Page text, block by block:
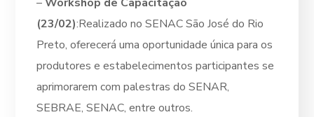
(23/02):Realizado no SENAC São José do Rio
Preto, oferecerá uma oportunidade única para os
produtores e estabelecimentos participantes se
aprimorarem com palestras do SENAR,
SEBRAE, SENAC, entre outros.